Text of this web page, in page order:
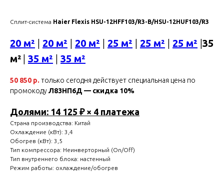
Сплит-система Haier Flexis HSU-12HFF103/R3-B/HSU-12HUF103/R3
20 м² 20 м² 20 м² 25 м² 25 м² 25 м² 35
м²
35 м² 35 м²
50 850 р. только сегодня действует специальная цена по
промокодуЛ83НП6Д — скидка 10%
Долями: 14 125 ₽ × 4 платежа
Страна производства: Китай
Охлаждение (кВт): 3,4
Обогрев (кВт): 3,5
Тип компрессора: Неинверторный (On/Off)
Тип внутреннего блока: настенный
Режим работы: охлаждение/обогрев